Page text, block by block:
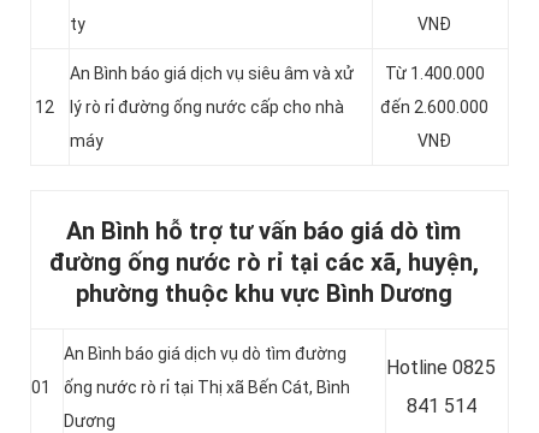
ty
VNĐ
12
An Bình báo giá dịch vụ siêu âm và xử
lý rò rỉ đường ống nước cấp cho nhà
máy
Từ 1.400.000
đến 2.600.000
VNĐ
An Bình hỗ trợ tư vấn báo giá dò tìm
đường ống nước rò rỉ tại các xã, huyện,
phường thuộc khu vực Bình Dương
01
An Bình báo giá dịch vụ dò tìm đường
ống nước rò rỉ tại Thị xã Bến Cát, Bình
Dương
Hotline 0825
841 514